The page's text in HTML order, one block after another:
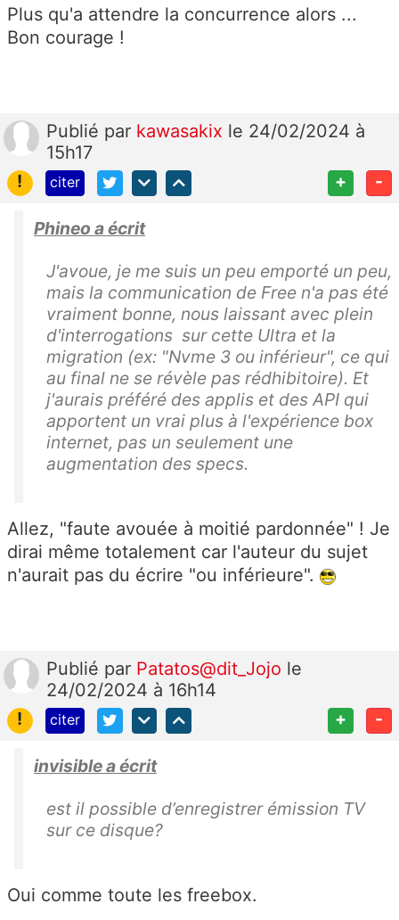
Plus qu'a attendre la concurrence alors ...
Bon courage !
Publié par kawasakix le 24/02/2024 à
15h17
!
citer + -
Phineo a écrit
J'avoue, je me suis un peu emporté un peu,
mais la communication de Free n'a pas été
vraiment bonne, nous laissant avec plein
d'interrogations sur cette Ultra et la
migration (ex: "Nvme 3 ou inférieur", ce qui
au final ne se révèle pas rédhibitoire). Et
j'aurais préféré des applis et des API qui
apportent un vrai plus à l'expérience box
internet, pas un seulement une
augmentation des specs.
Allez, "faute avouée à moitié pardonnée" ! Je
dirai même totalement car l'auteur du sujet
n'aurait pas du écrire "ou inférieure".
Publié par Patatos@dit_Jojo le
24/02/2024 à 16h14
!
citer + -
invisible a écrit
est il possible d’enregistrer émission TV
sur ce disque?
Oui comme toute les freebox.